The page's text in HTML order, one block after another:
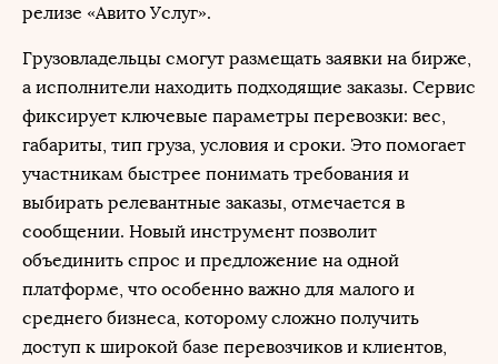
релизе «Авито Услуг».
Грузовладельцы смогут размещать заявки на бирже,
а исполнители находить подходящие заказы. Сервис
фиксирует ключевые параметры перевозки: вес,
габариты, тип груза, условия и сроки. Это помогает
участникам быстрее понимать требования и
выбирать релевантные заказы, отмечается в
сообщении. Новый инструмент позволит
объединить спрос и предложение на одной
платформе, что особенно важно для малого и
среднего бизнеса, которому сложно получить
доступ к широкой базе перевозчиков и клиентов,